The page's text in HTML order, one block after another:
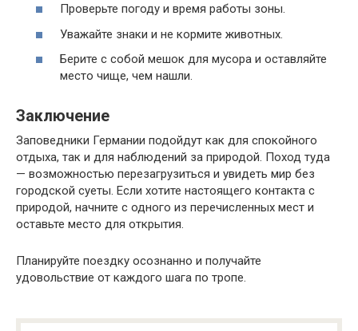
Проверьте погоду и время работы зоны.
Уважайте знаки и не кормите животных.
Берите с собой мешок для мусора и оставляйте
место чище, чем нашли.
Заключение
Заповедники Германии подойдут как для спокойного
отдыха, так и для наблюдений за природой. Поход туда
— возможностью перезагрузиться и увидеть мир без
городской суеты. Если хотите настоящего контакта с
природой, начните с одного из перечисленных мест и
оставьте место для открытия.
Планируйте поездку осознанно и получайте
удовольствие от каждого шага по тропе.